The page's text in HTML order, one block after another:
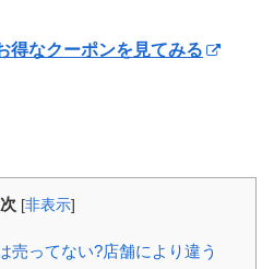
得なクーポンを見てみる
[非表示]
売ってない?店舗により違う